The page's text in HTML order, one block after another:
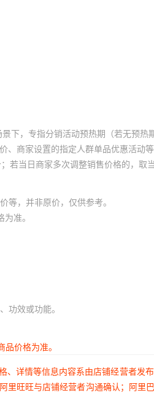
下，专指分销活动预热期（若无预
商家设置的指定人群单品优惠活动
当日商家多次调整销售价格的，取
等，并非原价，仅供参考。
准。
功效或功能。
价格为准。
详情等信息内容系由店铺经营者发
旺旺与店铺经营者沟通确认；阿里